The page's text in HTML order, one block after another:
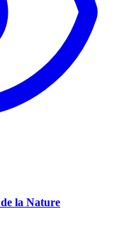
la Nature